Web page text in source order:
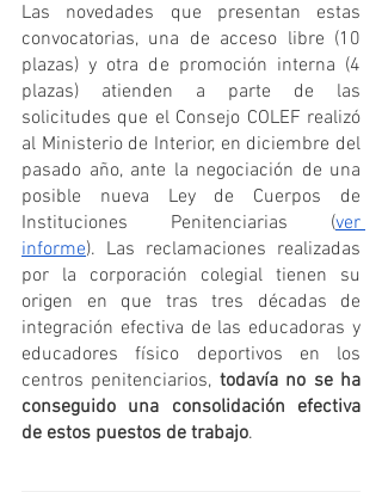
Las novedades que presentan estas
convocatorias, una de acceso libre (10
plazas) y otra de promoción interna (4
plazas) atienden a parte de las
solicitudes que el Consejo COLEF realizó
al Ministerio de Interior, en diciembre del
pasado año, ante la negociación de una
posible nueva Ley de Cuerpos de
Instituciones Penitenciarias (ver
informe). Las reclamaciones realizadas
por la corporación colegial tienen su
origen en que tras tres décadas de
integración efectiva de las educadoras y
educadores físico deportivos en los
centros penitenciarios, todavía no se ha
conseguido una consolidación efectiva
de estos puestos de trabajo.